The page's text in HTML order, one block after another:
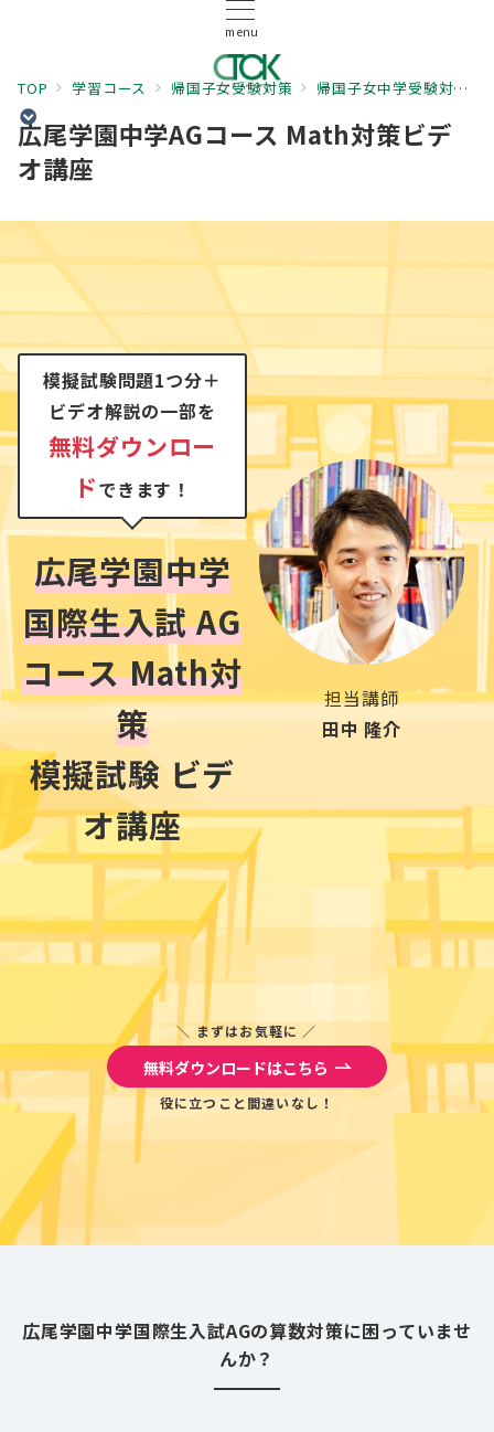
menu
TOP 学習コース 帰国子女受験対策 帰国子女中学受験対策
広尾学園中学AGコース Math対策ビデ
オ講座
模擬試験問題1つ分＋
ビデオ解説の一部を
無料ダウンロー
ドできます！
広尾学園中学
国際生入試 AG
コース Math対
策
模擬試験 ビデ
オ講座
担当講師
田中 隆介
＼ まずはお気軽に ／
無料ダウンロードはこちら
役に立つこと間違いなし！
広尾学園中学国際生入試AGの算数対策に困っていませ
んか？